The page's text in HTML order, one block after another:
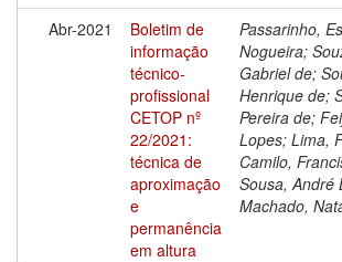
Abr-2021
Boletim de
informação
técnico-
profissional
CETOP nº
22/2021:
técnica de
aproximação
e
permanência
em altura
Passarinho,
Nogueira;
Gabriel de;
Henrique de;
Pereira de;
Lopes; Lima,
Camilo,
Sousa, André
Machado,